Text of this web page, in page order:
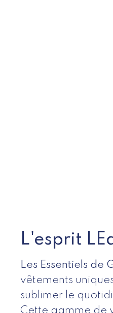
L'esprit
Les Essentiels de
vêtements
sublimer le
Cette gamme de